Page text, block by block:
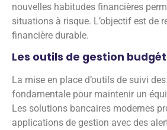
nouvelles habitudes financières
situations à risque. L’objectif est de
financière durable.
Les outils de gestion
La mise en place d’outils de suivi
fondamentale pour maintenir un
Les solutions bancaires modernes
applications de gestion avec des